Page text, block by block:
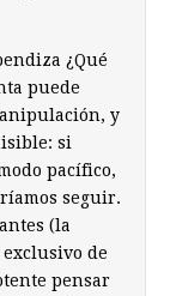
¿Qué
puede
y
si
pacífico,
seguir.
(la
de
pensar